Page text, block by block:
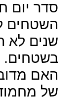
סדר יום
שנים לא
בשטחים.
האם
של